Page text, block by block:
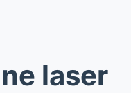
laser